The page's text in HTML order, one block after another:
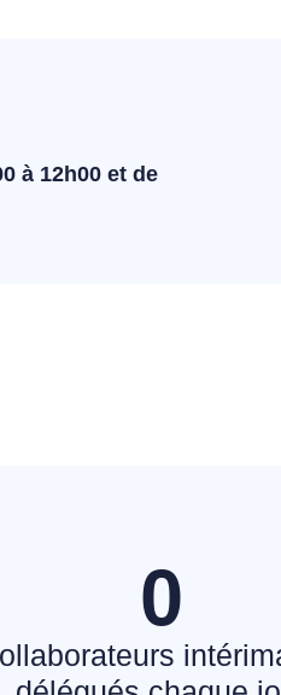
à 12h00 et de
0